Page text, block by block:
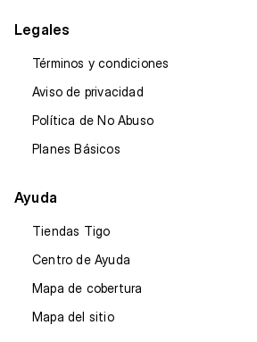
Legales
Términos y condiciones
Aviso de privacidad
Política de No Abuso
Planes Básicos
Ayuda
Tiendas Tigo
Centro de Ayuda
Mapa de cobertura
Mapa del sitio